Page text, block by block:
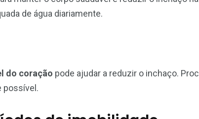
de água diariamente.
do coração pode ajudar a reduzir o inchaço.
possível.